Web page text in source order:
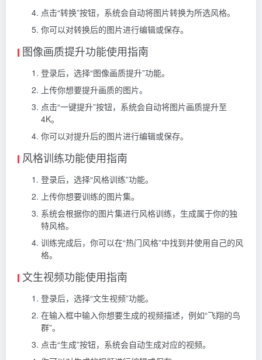
点击“转换”按钮，系统会自动将图片转换为所选风格。
你可以对转换后的图片进行编辑或保存。
图像画质提升功能使用指南
登录后，选择“图像画质提升”功能。
上传你想要提升画质的图片。
点击“一键提升”按钮，系统会自动将图片画质提升至
4K。
你可以对提升后的图片进行编辑或保存。
风格训练功能使用指南
登录后，选择“风格训练”功能。
上传你想要训练的图片集。
系统会根据你的图片集进行风格训练，生成属于你的独
特风格。
训练完成后，你可以在“热门风格”中找到并使用自己的风
格。
文生视频功能使用指南
登录后，选择“文生视频”功能。
在输入框中输入你想要生成的视频描述，例如“飞翔的鸟
群”。
点击“生成”按钮，系统会自动生成对应的视频。